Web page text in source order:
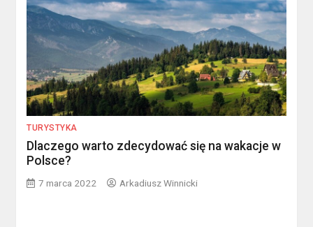
TURYSTYKA
Dlaczego warto zdecydować się na wakacje w
Polsce?
7 marca 2022 Arkadiusz Winnicki